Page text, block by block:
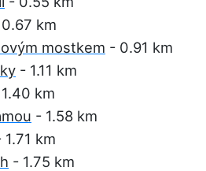
km
mostkem - 0.91 km
- 1.11 km
km
- 1.58 km
1.71 km
- 1.75 km